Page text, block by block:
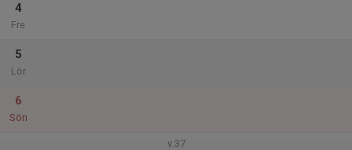
4
Fre
5
Lör
6
Sön
v.37